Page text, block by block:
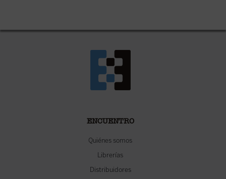
ENCUENTRO
Quiénes somos
Librerías
Distribuidores